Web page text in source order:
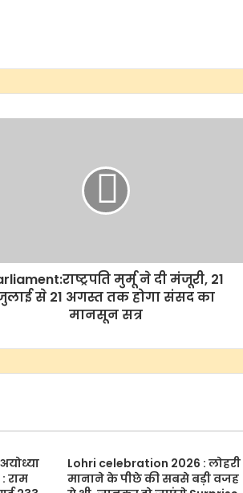
मुर्मू ने दी मंजूरी, 21
से 21 अगस्त तक होगा संसद का
मानसून सत्र
राम
Lohri celebration 2026 : लोहरी
मानाने के पीछे की सबसे बड़ी वजह